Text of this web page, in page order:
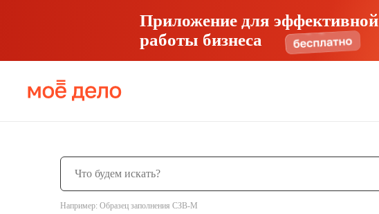
Приложение для эффективной
работы бизнеса
Например: Образец заполнения СЗВ-М